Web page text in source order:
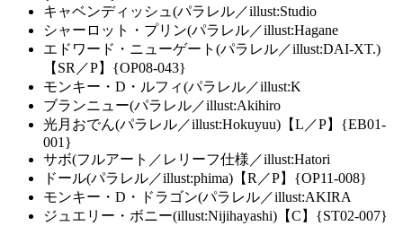
キャベンディッシュ(パラレル／illust:Studio
シャーロット・プリン(パラレル／illust:Hagane
エドワード・ニューゲート(パラレル／illust:DAI-XT.)
【SR／P】{OP08-043}
モンキー・D・ルフィ(パラレル／illust:K
ブランニュー(パラレル／illust:Akihiro
光月おでん(パラレル／illust:Hokuyuu)【L／P】{EB01-
001}
サボ(フルアート／レリーフ仕様／illust:Hatori
ドール(パラレル／illust:phima)【R／P】{OP11-008}
モンキー・D・ドラゴン(パラレル／illust:AKIRA
ジュエリー・ボニー(illust:Nijihayashi)【C】{ST02-007}